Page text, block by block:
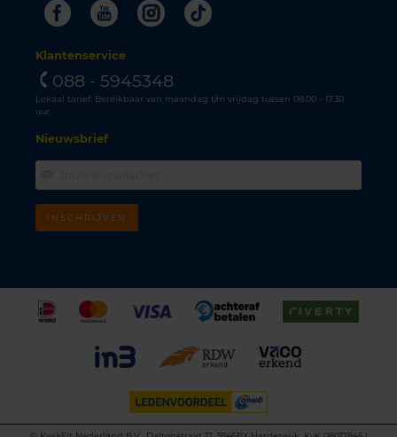
FacebookYoutubeInstagram
Tiktok
Klantenservice
088 - 5945348
Lokaal tarief. Bereikbaar van maandag t/m vrijdag tussen 08.00 - 17.30
uur.
Nieuwsbrief
INSCHRIJVEN